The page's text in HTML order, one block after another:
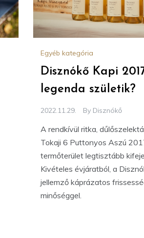
Egyéb kategória
Disznókő Kapi
legenda születik?
2022.11.29. By Disznókő
A rendkívül ritka,
Tokaji 6 Puttonyos Aszú
termőterület legtisztább
Kivételes évjáratból, a
jellemző káprázatos
minőséggel.